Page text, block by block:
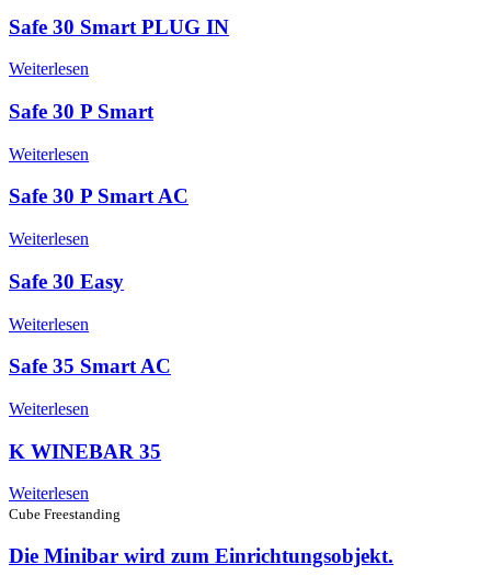
Safe 30 Smart PLUG IN
Weiterlesen
Safe 30 P Smart
Weiterlesen
Safe 30 P Smart AC
Weiterlesen
Safe 30 Easy
Weiterlesen
Safe 35 Smart AC
Weiterlesen
K WINEBAR 35
Weiterlesen
Cube Freestanding
Die Minibar wird zum Einrichtungsobjekt.